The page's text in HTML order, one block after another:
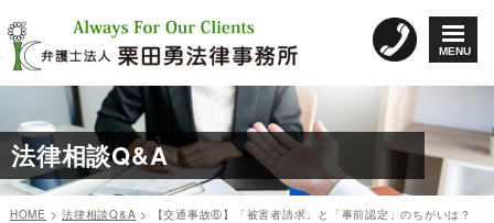
MENU
ン
テ
ン
へ
ス
キ
ッ
法律相談Q&A
HOME >法律相談Q&A > 【交通事故⑥】「被害者請求」と「事前認定」のちがいは？